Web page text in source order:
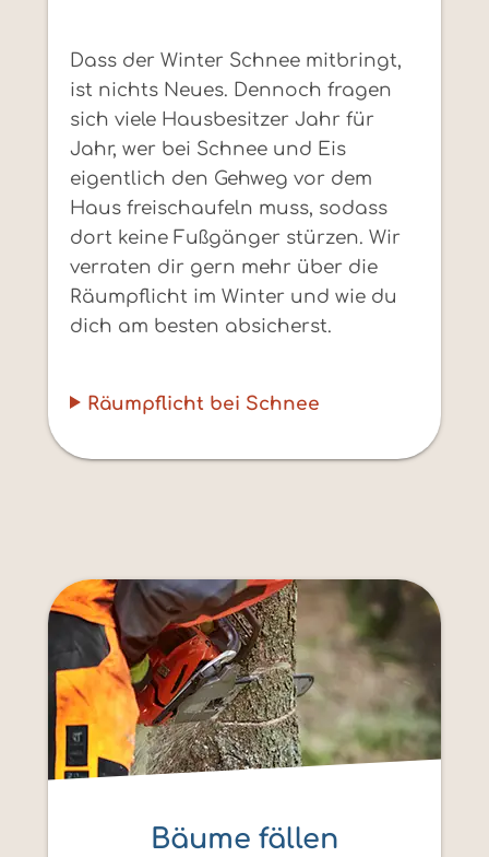
Dass der Winter Schnee mitbringt,
ist nichts Neues. Dennoch fragen
sich viele Hausbesitzer Jahr für
Jahr, wer bei Schnee und Eis
eigentlich den Gehweg vor dem
Haus freischaufeln muss, sodass
dort keine Fußgänger stürzen. Wir
verraten dir gern mehr über die
Räumpflicht im Winter und wie du
dich am besten absicherst.
Räumpflicht bei Schnee
Bäume fällen